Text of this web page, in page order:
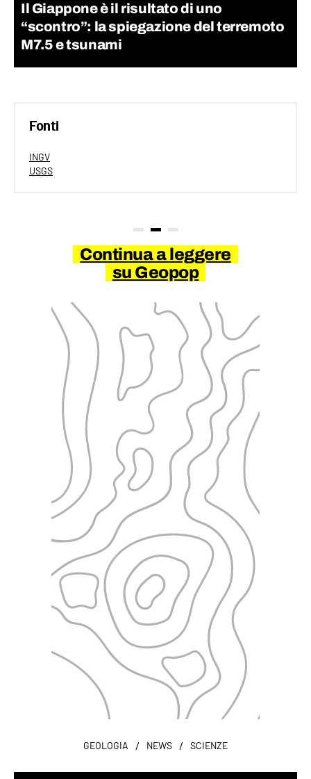
Il Giappone è il risultato di uno
“scontro”: la spiegazione del terremoto
M7.5 e tsunami
Fonti
INGV
USGS
Continua a leggere
su Geopop
GEOLOGIA / NEWS / SCIENZE